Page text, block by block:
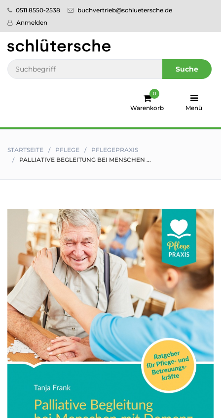
0511 8550-2538
buchvertrieb@schluetersche.de
Anmelden
Suche
Warenkorb
0
Menü
Pflege
Veterinär­
medizin
humboldt
Sale!
STARTSEITE PFLEGE
PFLEGEPRAXIS
PALLIATIVE BEGLEITUNG BEI MENSCHEN ...